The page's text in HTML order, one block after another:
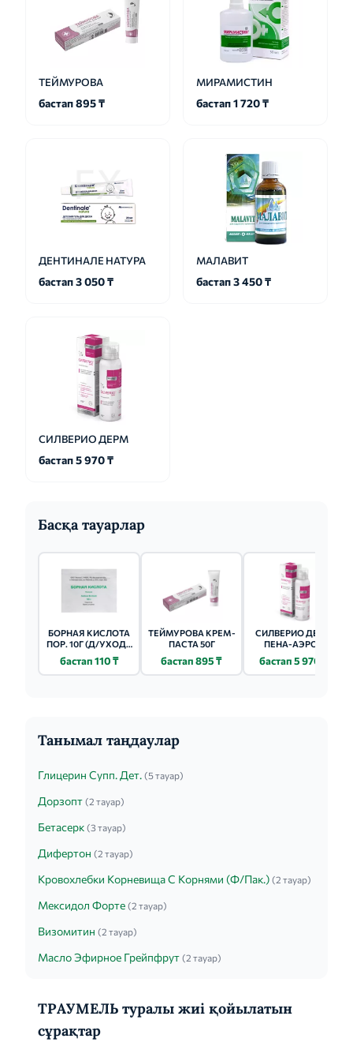
ТЕЙМУРОВА
бастап 895 ₸
МИРАМИСТИН
бастап 1 720 ₸
ДЕНТИНАЛЕ НАТУРА
бастап 3 050 ₸
МАЛАВИТ
бастап 3 450 ₸
СИЛВЕРИО ДЕРМ
бастап 5 970 ₸
Басқа тауарлар
БОРНАЯ КИСЛОТА
ПОР. 10Г (Д/УХОДА
бастап 110 ₸
ТЕЙМУРОВА КРЕМ-
ПАСТА 50Г
бастап 895 ₸
СИЛВЕРИО ДЕРМ
ПЕНА-АЭРОЗ.
бастап 5 970 ₸
Танымал таңдаулар
Глицерин Супп. Дет. (5 тауар)
Дорзопт (2 тауар)
Бетасерк (3 тауар)
Дифертон (2 тауар)
Кровохлебки Корневища С Корнями (Ф/Пак.) (2 тауар)
Мексидол Форте (2 тауар)
Визомитин (2 тауар)
Масло Эфирное Грейпфрут (2 тауар)
ТРАУМЕЛЬ туралы жиі қойылатын
сұрақтар